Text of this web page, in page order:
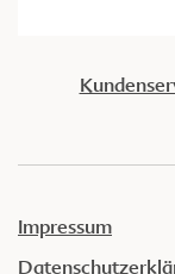
Impressum